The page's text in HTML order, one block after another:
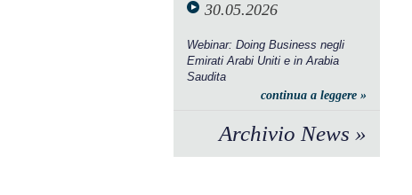
30.05.2026
Webinar: Doing Business negli
Emirati Arabi Uniti e in Arabia
Saudita
continua a leggere »
Archivio News »